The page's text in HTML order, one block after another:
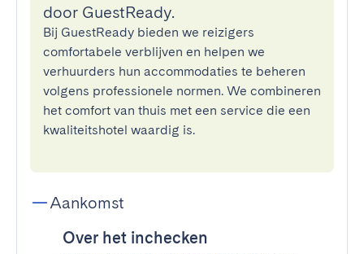
door GuestReady.
Bij GuestReady bieden we reizigers
comfortabele verblijven en helpen we
verhuurders hun accommodaties te beheren
volgens professionele normen. We combineren
het comfort van thuis met een service die een
kwaliteitshotel waardig is.
Aankomst
Over het inchecken